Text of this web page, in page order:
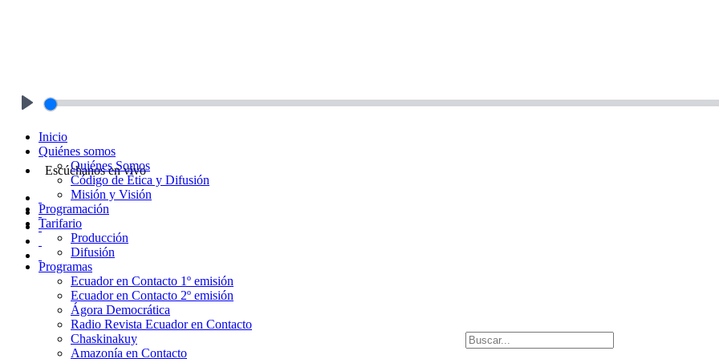
Escúchanos en vivo
Inicio
Quiénes somos
Quiénes Somos
Código de Ética y Difusión
Misión y Visión
Programación
Tarifario
Producción
Difusión
Programas
Ecuador en Contacto 1º emisión
Ecuador en Contacto 2º emisión
Ágora Democrática
Radio Revista Ecuador en Contacto
Chaskinakuy
Amazonía en Contacto